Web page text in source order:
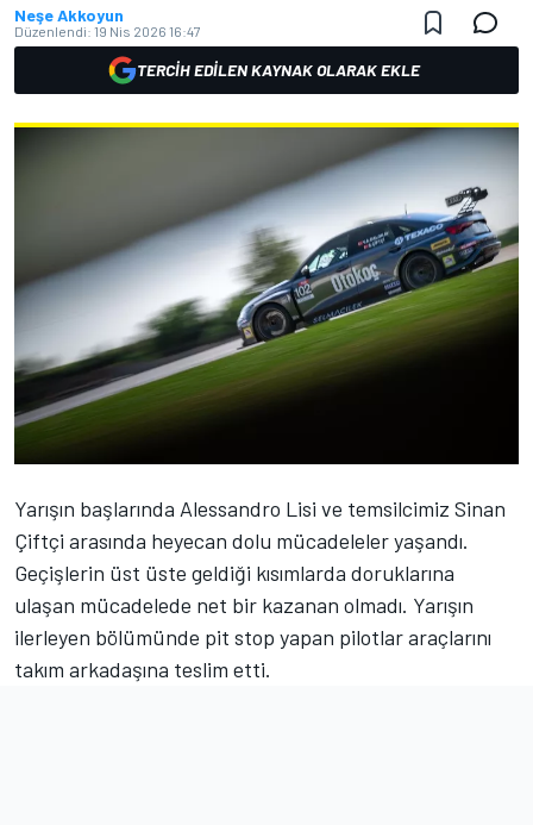
Neşe Akkoyun
Düzenlendi: 19 Nis 2026 16:47
TERCIH EDILEN KAYNAK OLARAK EKLE
Yarışın başlarında Alessandro Lisi ve temsilcimiz Sinan
Çiftçi arasında heyecan dolu mücadeleler yaşandı.
Geçişlerin üst üste geldiği kısımlarda doruklarına
ulaşan mücadelede net bir kazanan olmadı. Yarışın
ilerleyen bölümünde pit stop yapan pilotlar araçlarını
takım arkadaşına teslim etti.